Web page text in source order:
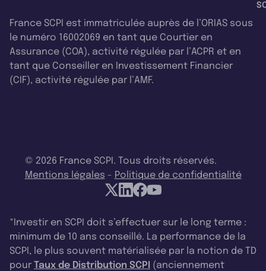
France SCPI est immatriculée auprès de l’ORIAS sous
le numéro 16002069 en tant que Courtier en
Assurance (COA), activité régulée par l’ACPR et en
tant que Conseiller en Investissement Financier
(CIF), activité régulée par l’AMF.
© 2026 France SCPI. Tous droits réservés.
Mentions légales - Politique de confidentialité
*Investir en SCPI doit s’effectuer sur le long terme :
minimum de 10 ans conseillé. La performance de la
SCPI, le plus souvent matérialisée par la notion de TD
pour Taux de Distribution SCPI (anciennement